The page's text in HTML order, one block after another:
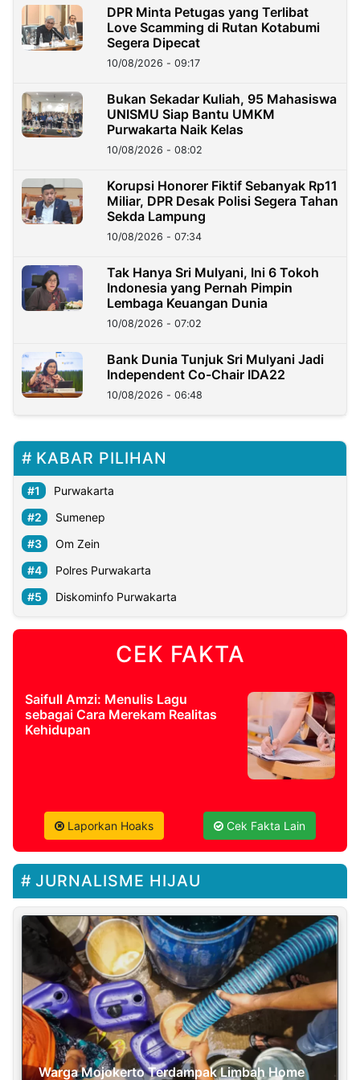
DPR Minta Petugas yang Terlibat
Love Scamming di Rutan Kotabumi
Segera Dipecat
10/08/2026 - 09:17
Bukan Sekadar Kuliah, 95 Mahasiswa
UNISMU Siap Bantu UMKM
Purwakarta Naik Kelas
10/08/2026 - 08:02
Korupsi Honorer Fiktif Sebanyak Rp11
Miliar, DPR Desak Polisi Segera Tahan
Sekda Lampung
10/08/2026 - 07:34
Tak Hanya Sri Mulyani, Ini 6 Tokoh
Indonesia yang Pernah Pimpin
Lembaga Keuangan Dunia
10/08/2026 - 07:02
Bank Dunia Tunjuk Sri Mulyani Jadi
Independent Co-Chair IDA22
10/08/2026 - 06:48
KABAR PILIHAN
Purwakarta
Sumenep
Om Zein
Polres Purwakarta
Diskominfo Purwakarta
CEK FAKTA
Saifull Amzi: Menulis Lagu
sebagai Cara Merekam Realitas
Kehidupan
Laporkan Hoaks Cek Fakta Lain
JURNALISME HIJAU
Warga Mojokerto Terdampak Limbah Home